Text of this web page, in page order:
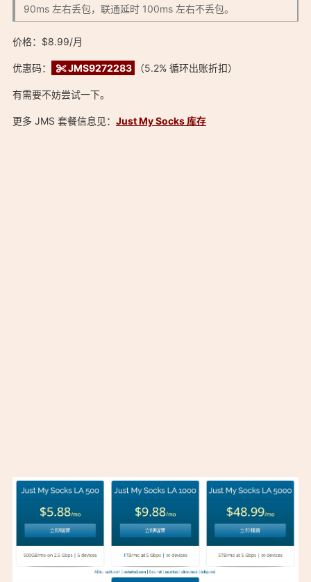
90ms 左右丢包，联通延时 100ms 左右不丢包。
价格：$8.99/月
「搬瓦工 Just My Socks 测试上线神秘套餐 500GB/月 大概率香
优惠码： JMS9272283 （5.2% 循环出账折扣）
有需要不妨尝试一下。
更多 JMS 套餐信息见： Just My Socks 库存